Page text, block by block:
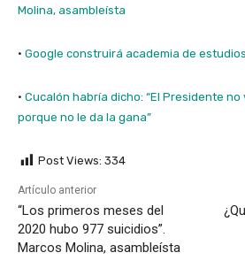
Molina, asambleísta
· Google construirá academia de
· Cucalón habría dicho: “El Presidente
porque no le da la gana”
Post Views: 334
Artículo anterior
“Los primeros meses del
2020 hubo 977 suicidios”.
Marcos Molina, asambleísta